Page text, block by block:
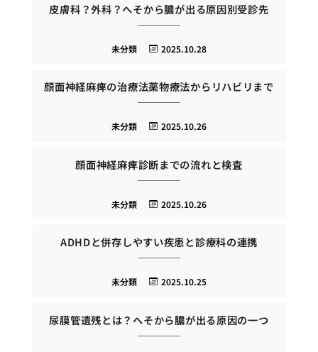
皮膚科？外科？へそから膿が出る原因別受診先
2025.10.28
未分類
顔面神経麻痺の治療法薬物療法からリハビリまで
2025.10.26
未分類
顔面神経麻痺診断までの流れと検査
2025.10.26
未分類
ADHDと併存しやすい疾患と診療科の連携
2025.10.25
未分類
尿膜管遺残とは？へそから膿が出る原因の一つ